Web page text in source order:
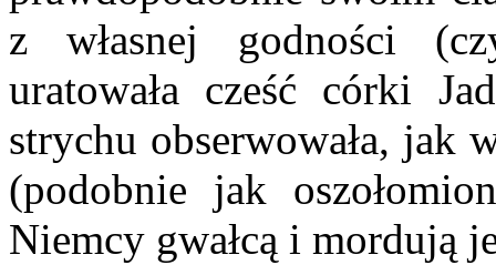
z własnej godności
uratowała cześć córki
strychu obserwowała, jak
(podobnie jak
Niemcy gwałcą i mordują